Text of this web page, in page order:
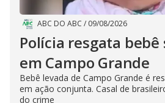
ABC DO ABC / 09/08/2026
Polícia resgata
em Campo Grande
Bebê levada de Campo Grande é
em ação conjunta. Casal de
do crime